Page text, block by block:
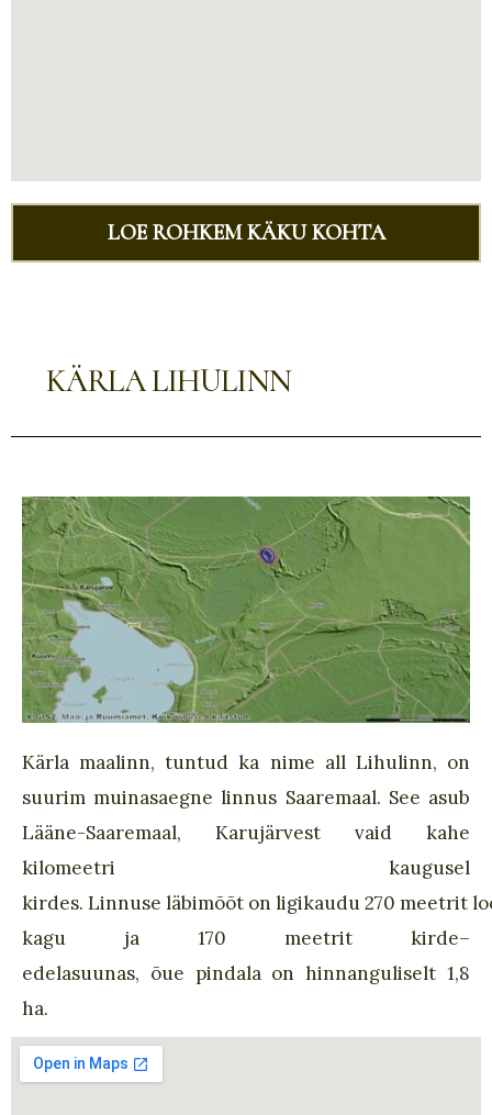
LOE ROHKEM KÄKU KOHTA
KÄRLA LIHULINN
Kärla maalinn, tuntud ka nime all Lihulinn, on
suurim muinasaegne linnus Saaremaal. See asub
Lääne-Saaremaal, Karujärvest vaid kahe
kilomeetri kaugusel
kirdes. Linnuse läbimõõt on ligikaudu270 meetrit
kagu ja 170 meetrit kirde–
edelasuunas, õue pindalaonhinnanguliselt 1,8
ha.